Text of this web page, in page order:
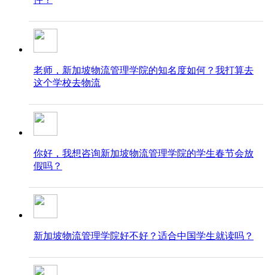
老师，新加坡物流管理学院的知名度如何？我打算去
这个学校去物流
你好，我想咨询新加坡物流管理学院的学生春节会放
假吗？
新加坡物流管理学院好不好？适合中国学生就读吗？